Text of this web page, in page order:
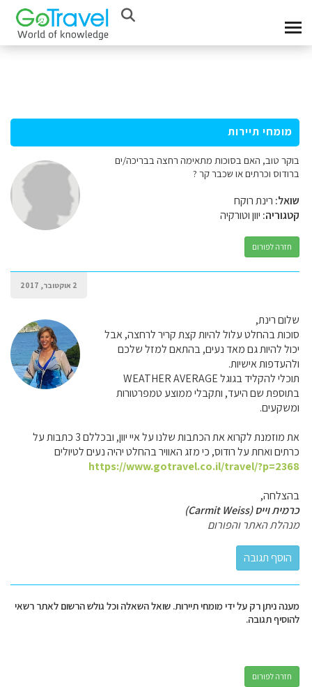
מומחי תיירות
בוקר טוב, האם בסוכות מתאימה רחצה בבריכה/ים
ברודוס וכרתים או שכבר קר ?
שואל: רינת רוקח
קטגוריה: יוון וטורקיה
חזרה לפורום
2 אוקטובר, 2017
שלום רינת,
סוכות בהחלט עלול להיות קצת קריר לרחצה, אבל
יכול להיות גם מאד נעים, בהתאם למזל שלכם
ולהעדפות אישיות.
תוכלי להקליד בגוגל WEATHER AVERAGE
בתוספת שם היעד, ותקבלי ממוצע טמפרטורות
ומשקעים.
את מוזמנת לקרוא את הכתבות שלנו על איי יוון, ובכללם 3 כתבות על
כרתים ואחת על רודוס, כי מזג האוויר בהחלט יהיה נעים לטיולים
https://www.gotravel.co.il/travel/?p=2368
בהצלחה,
כרמית וייס (Carmit Weiss)
מנהלת האתר והפורום
מענה ניתן רק על ידי מומחי תיירות. שואל השאלה וכל גולש הרשום לאתר רשאי
להוסיף תגובה.
חזרה לפורום